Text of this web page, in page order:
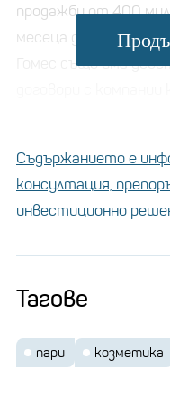
продажби от 400
месеца до февруари.
Гомес също има
Тя също е прибирала
на сезон за
Hulu "Only Murders in
Съдържанието е
консултация,
инвестиционно
Тагове
пари козметика